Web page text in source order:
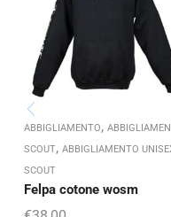
ABBIGLIAMENTO,
SCOUT, ABBIGLIAMENTO
SCOUT
Felpa cotone wosm